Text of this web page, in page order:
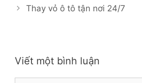
Thay vỏ ô tô tận nơi 24/7
Viết một bình luận